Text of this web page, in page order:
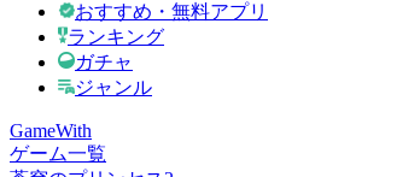
おすすめ・無料アプリ
ランキング
ガチャ
ジャンル
GameWith
ゲーム一覧